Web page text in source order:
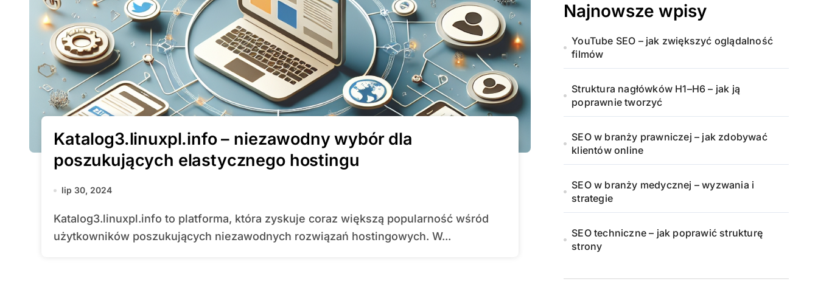
Katalog3.linuxpl.info – niezawodny wybór dla
poszukujących elastycznego hostingu
lip 30, 2024
Katalog3.linuxpl.info to platforma, która zyskuje coraz większą popularność wśród
użytkowników poszukujących niezawodnych rozwiązań hostingowych. W...
Najnowsze wpisy
YouTube SEO – jak zwiększyć oglądalność
filmów
Struktura nagłówków H1–H6 – jak ją
poprawnie tworzyć
SEO w branży prawniczej – jak zdobywać
klientów online
SEO w branży medycznej – wyzwania i
strategie
SEO techniczne – jak poprawić strukturę
strony